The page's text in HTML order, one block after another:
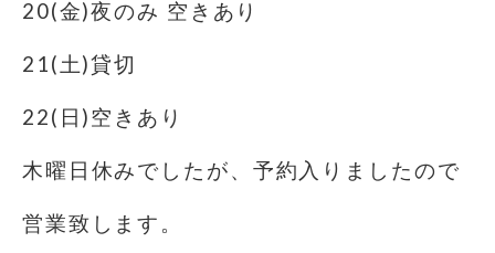
20(金)夜のみ 空きあり
21(土)貸切
22(日)空きあり
木曜日休みでしたが、予約入りましたので
営業致します。